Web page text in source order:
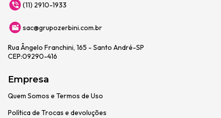
(11) 2910-1933
sac@grupozerbini.com.br
Rua Ângelo Franchini, 165 - Santo André-SP
CEP:09290-416
Empresa
Quem Somos e Termos de Uso
Política de Trocas e devoluções